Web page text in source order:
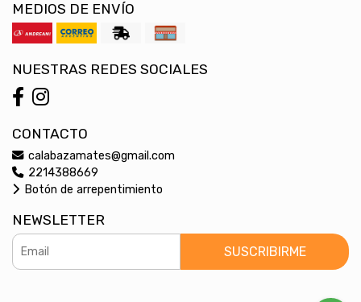
MEDIOS DE ENVÍO
NUESTRAS REDES SOCIALES
CONTACTO
calabazamates@gmail.com
2214388669
Botón de arrepentimiento
NEWSLETTER
SUSCRIBIRME